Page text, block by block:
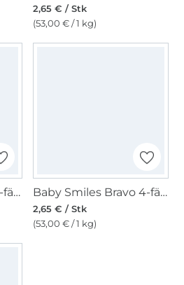
2,65 € / Stk
(53,00 € / 1 kg)
Baby Smiles Bravo 4-fädig, wolke Baby Smiles Bravo 4-fädig, rot
2,65 € / Stk
(53,00 € / 1 kg)